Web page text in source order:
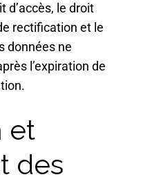
d’accès, le droit
rectification et le
données ne
l’expiration de
et
des